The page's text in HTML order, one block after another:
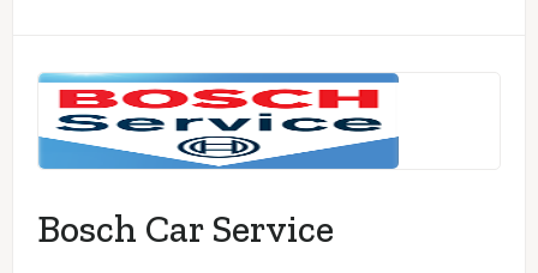
Bosch Car Service